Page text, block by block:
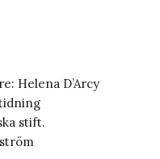
Helena D’Arcy
stift.